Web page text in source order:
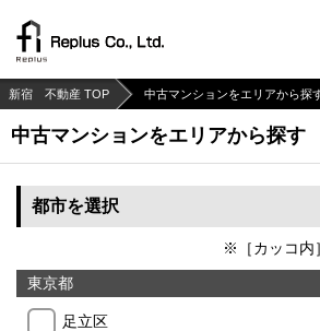
新宿 不動産 TOP 中古マンションをエリアから探
中古マンションをエリアから探す
都市を選択
※［カッコ内
東京都
足立区